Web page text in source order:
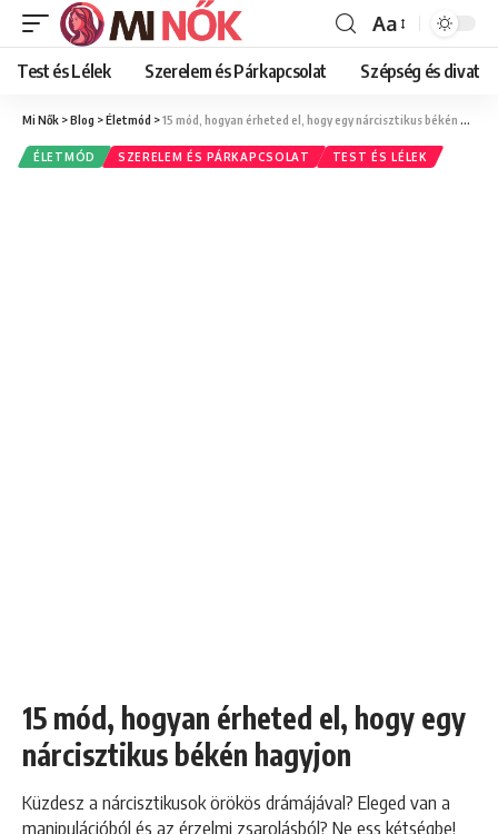
Font
Resizer
Aa
Test és Lélek Szerelem és Párkapcsolat Szépség és divat
Mi Nők >Blog >Életmód >15 mód, hogyan érheted el, hogy egy nárcisztikus békén hagyjon
ÉLETMÓD SZERELEM ÉS PÁRKAPCSOLAT TEST ÉS LÉLEK
15 mód, hogyan érheted el, hogy egy
nárcisztikus békén hagyjon
Küzdesz a nárcisztikusok örökös drámájával? Eleged van a
manipulációból és az érzelmi zsarolásból? Ne ess kétségbe!